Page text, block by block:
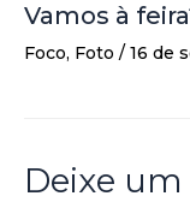
Vamos à
Foco, Foto / 16 de
Deixe